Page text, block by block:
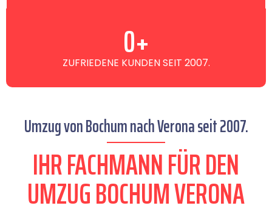
ZUFRIEDENE KUNDEN SEIT 2007.
0+
Umzug von Bochum nach Verona seit 2007.
IHR FACHMANN FÜR DEN
UMZUG BOCHUM VERONA